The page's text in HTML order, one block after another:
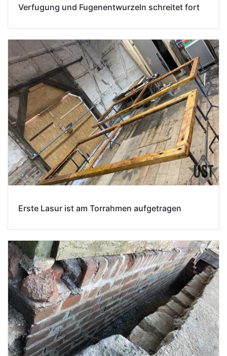
Verfugung und Fugenentwurzeln schreitet fort
Erste Lasur ist am Torrahmen aufgetragen